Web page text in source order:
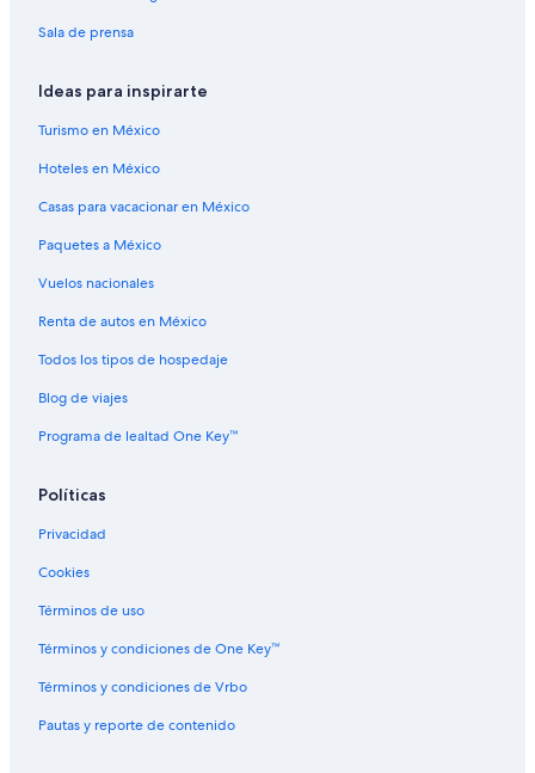
Sala de prensa
Ideas para inspirarte
Turismo en México
Hoteles en México
Casas para vacacionar en México
Paquetes a México
Vuelos nacionales
Renta de autos en México
Todos los tipos de hospedaje
Blog de viajes
Programa de lealtad One Key™
Políticas
Privacidad
Cookies
Términos de uso
Términos y condiciones de One Key™
Términos y condiciones de Vrbo
Pautas y reporte de contenido